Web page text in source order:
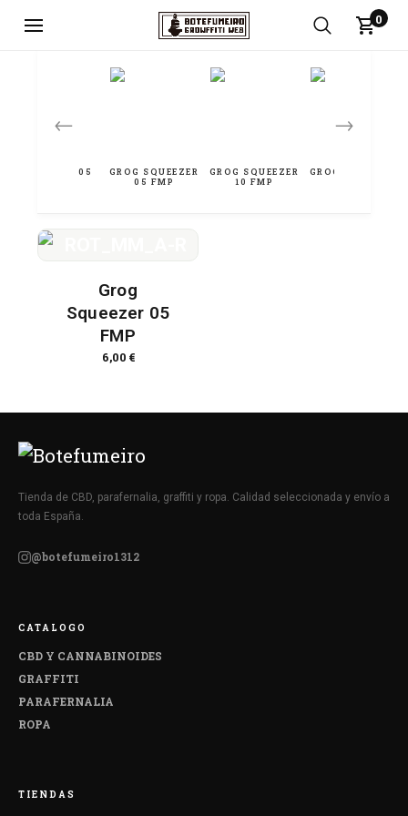
0
← →
Grog
Squeezer 05
FMP
6,00 €
Tienda de CBD, parafernalia, graffiti y ropa. Calidad seleccionada y envío a
toda España.
@botefumeiro1312
CATALOGO
CBD Y CANNABINOIDES
GRAFFITI
PARAFERNALIA
ROPA
TIENDAS